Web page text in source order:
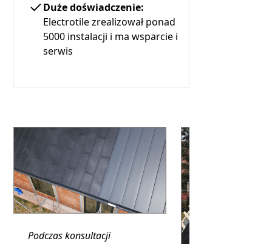
Duże doświadczenie:
Electrotile zrealizował ponad
5000 instalacji i ma wsparcie i
serwis
Podczas konsultacji